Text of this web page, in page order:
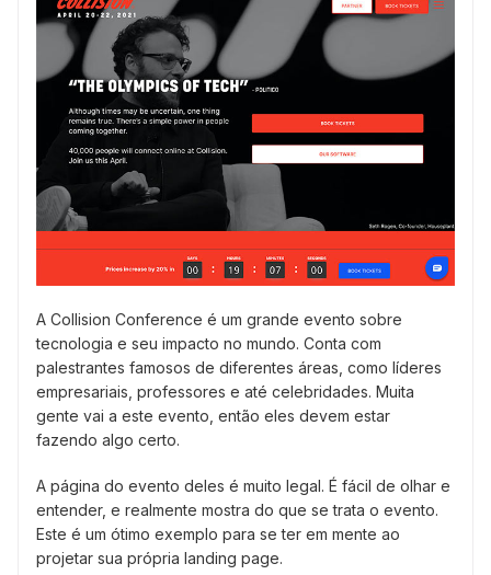
A Collision Conference é um grande evento sobre
tecnologia e seu impacto no mundo. Conta com
palestrantes famosos de diferentes áreas, como líderes
empresariais, professores e até celebridades. Muita
gente vai a este evento, então eles devem estar
fazendo algo certo.
A página do evento deles é muito legal. É fácil de olhar e
entender, e realmente mostra do que se trata o evento.
Este é um ótimo exemplo para se ter em mente ao
projetar sua própria landing page.